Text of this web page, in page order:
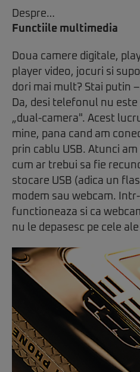
Despre…
Functiile multimedia
Doua camere digitale,
player video, jocuri si
dori mai mult? Stai putin
Da, desi telefonul nu este
„dual-camera". Acest
mine, pana cand am
prin cablu USB. Atunci
cum ar trebui sa fie
stocare USB (adica un
modem sau webcam.
functioneaza si ca
nu le depasesc pe cele